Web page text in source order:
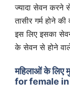
ज्यादा सेवन करने
तासीर गर्म होने
इस लिए इसका
के सेवन से होने
महिलाओं के
for female